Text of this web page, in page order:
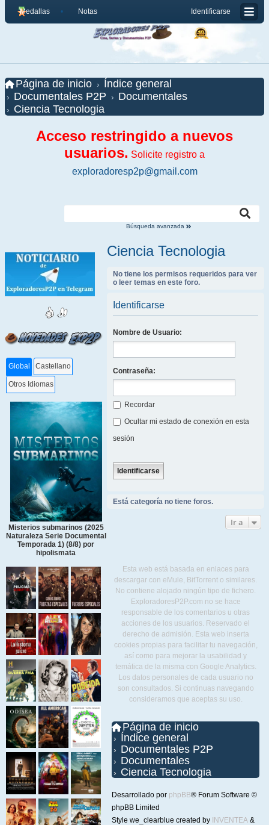
Identificarse
Medallas Notas
Página de inicio
Índice general
Documentales P2P
Documentales
Ciencia Tecnologia
Acceso restringido a nuevos
usuarios. Solicite registro a
exploradoresp2p@gmail.com
Búsqueda avanzada
Global Castellano
Otros Idiomas
Misterios submarinos (2025
Naturaleza Serie Documental
Temporada 1) (8/8) por
hipolismata
Ciencia Tecnologia
No tiene los permisos requeridos para ver
o leer temas en este foro.
Identificarse
Nombre de Usuario:
Contraseña:
Recordar
Ocultar mi estado de conexión en esta
sesión
Está categoría no tiene foros.
Ir a
Esta web está basada en enlaces para
descargar con eMule, BitTorrent o similares.
No contiene alojado ningún tipo de fichero.
ExploradoresP2P.com no se hace
responsable de los comentarios u otras
acciones de los usuarios. Reservado el
derecho de admisión. Esta web inserta
cookies propias para facilitar tu navegación,
así como para mejorar la usabilidad y
temática de la misma con Google Analytics.
Los datos personales de cada usuario no
son consultados. Si continuas navegando
consideramos que aceptas su uso.
Página de inicio
Índice general
Documentales P2P
Documentales
Ciencia Tecnologia
Desarrollado por phpBB® Forum Software ©
phpBB Limited
Style we_clearblue created by INVENTEA &